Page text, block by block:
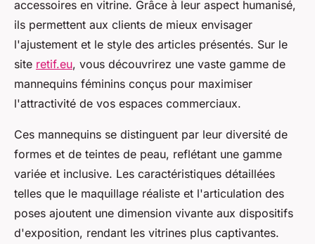
accessoires en vitrine. Grâce à leur aspect humanisé,
ils permettent aux clients de mieux envisager
l'ajustement et le style des articles présentés. Sur le
site retif.eu, vous découvrirez une vaste gamme de
mannequins féminins conçus pour maximiser
l'attractivité de vos espaces commerciaux.
Ces mannequins se distinguent par leur diversité de
formes et de teintes de peau, reflétant une gamme
variée et inclusive. Les caractéristiques détaillées
telles que le maquillage réaliste et l'articulation des
poses ajoutent une dimension vivante aux dispositifs
d'exposition, rendant les vitrines plus captivantes.